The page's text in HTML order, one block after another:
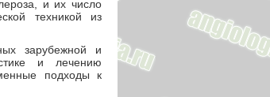
и их число
техникой из
зарубежной и
и лечению
подходы к